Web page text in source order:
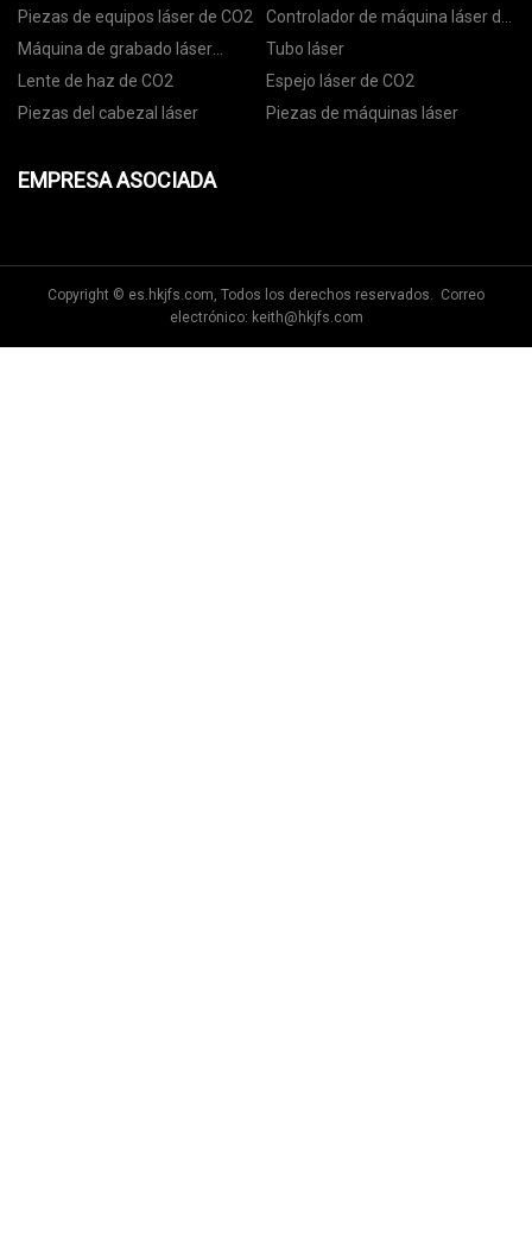
Piezas de equipos láser de CO2
Controlador de máquina láser de
CO2
Máquina de grabado láser
portátil
Tubo láser
Lente de haz de CO2
Espejo láser de CO2
Piezas del cabezal láser
Piezas de máquinas láser
EMPRESA ASOCIADA
Copyright © es.hkjfs.com, Todos los derechos reservados. Correo
electrónico: keith@hkjfs.com